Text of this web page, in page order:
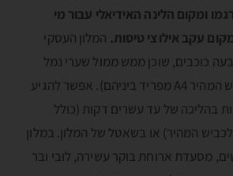
ומקום הלינה האידיאלי עבור מי
עקב אילוצי טיסות. המלון העסקי
כוכבים, שוכן ממש ממול שערי נמל
התעופה (רק שהכביש המהיר A4 מפריד ביניהם). אפשר להגיע
בהליכה של עד עשרים דקות (כולל
המהיר) או בשאטל של המלון. במלון
מסעדת ארוחת בוקר עשירה, לובי ובר